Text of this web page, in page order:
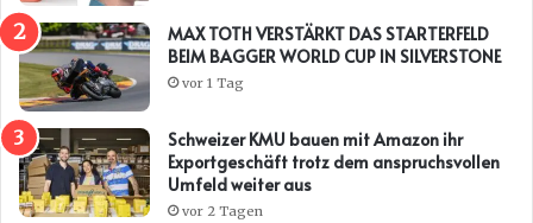
MAX TOTH VERSTÄRKT DAS STARTERFELD
BEIM BAGGER WORLD CUP IN SILVERSTONE
vor 1 Tag
Schweizer KMU bauen mit Amazon ihr
Exportgeschäft trotz dem anspruchsvollen
Umfeld weiter aus
vor 2 Tagen